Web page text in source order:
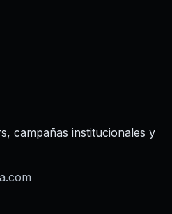
campañas institucionales y